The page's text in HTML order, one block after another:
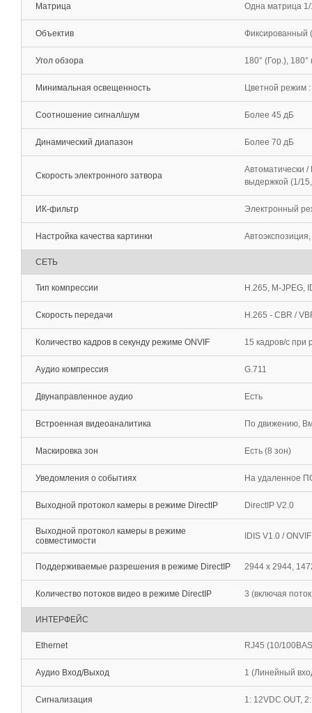
Матрица Одна матрица 1/
Объектив Фиксированный
Угол обзора 180° (Гор.), 180°
Минимальная освещенность Цветной режим
Соотношение сигнал/шум Более 45 дБ
Динамический диапазон Более 70 дБ
Скорость электронного затвора
Автоматически
выдержкой (1/
ИК-фильтр Электронный
Настройка качества картинки
СЕТЬ
Тип компрессии H.265, M-JPEG,
Скорость передачи H.265 - CBR /
Количество кадров в секунду режиме ONVIF 15 кадров/c при
Аудио компрессия G.711
Двунаправленное аудио Есть
Встроенная видеоаналитика По движению,
Маскировка зон Есть (8 зон)
Уведомления о событиях На удаленное
Выходной протокол камеры в режиме DirectIP DirectIP V2.0
Выходной протокол камеры в режиме
совместимости
IDIS V1.0 /
Поддерживаемые разрешения в режиме DirectIP 2944 x 2944,
Количество потоков видео в режиме DirectIP 3 (включая
ИНТЕРФЕЙС
Ethernet RJ45 (10/
Аудио Вход/Выход 1 (Линейный
Сигнализация 1: 12VDC OUT,